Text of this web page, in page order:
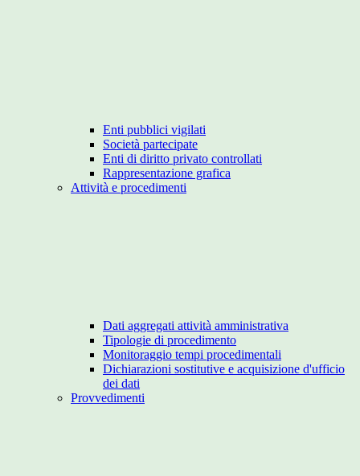
Enti pubblici vigilati
Società partecipate
Enti di diritto privato controllati
Rappresentazione grafica
Attività e procedimenti
Dati aggregati attività amministrativa
Tipologie di procedimento
Monitoraggio tempi procedimentali
Dichiarazioni sostitutive e acquisizione d'ufficio
dei dati
Provvedimenti